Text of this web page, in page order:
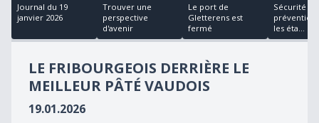
18
minutes,
seconds
Journal du 19
janvier 2026
Trouver une
perspective
d'avenir
Le port de
Gletterens est
fermé
Sécurité et
prévention
les éta...
LE FRIBOURGEOIS DERRIÈRE LE
MEILLEUR PÂTÉ VAUDOIS
19.01.2026